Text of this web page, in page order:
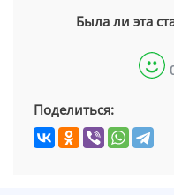
Была ли эта
Поделиться: